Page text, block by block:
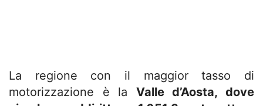
La regione con il maggior tasso di
motorizzazione è la Valle d’Aosta, dove